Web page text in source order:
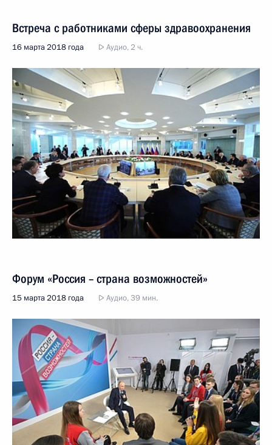
Встреча с работниками сферы здравоохранения
16 марта 2018 года Аудио, 2 ч.
Форум «Россия – страна возможностей»
15 марта 2018 года Аудио, 39 мин.